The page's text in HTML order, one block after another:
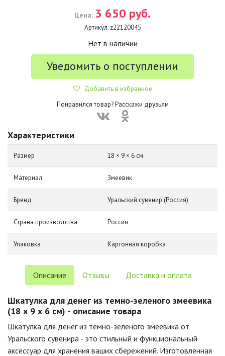
Цена: 3 650 руб.
Артикул: z22120045
Нет в наличии
Уведомить о поступлении
Добавить в избранное
Понравился товар? Расскажи друзьям
Характеристики
Размер 18 × 9 × 6 см
Материал Змеевик
Бренд Уральский сувенир (Россия)
Страна производства Россия
Упаковка Картонная коробка
Описание Отзывы Доставка и оплата
Шкатулка для денег из темно-зеленого змеевика
(18 х 9 х 6 см) - описание товара
Шкатулка для денег из темно-зеленого змеевика от
Уральского сувенира - это стильный и функциональный
аксессуар для хранения ваших сбережений. Изготовленная